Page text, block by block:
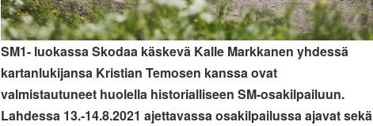
SM1- luokassa Skodaa käskevä Kalle Markkanen yhdessä
kartanlukijansa Kristian Temosen kanssa ovat
valmistautuneet huolella historialliseen SM-osakilpailuun.
Lahdessa 13.-14.8.2021 ajettavassa osakilpailussa ajavat sekä